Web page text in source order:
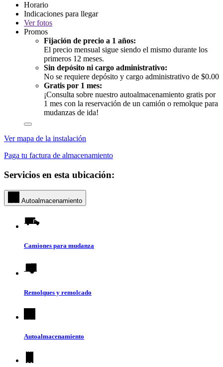
Horario
Indicaciones para llegar
Verfotos
Promos
Fijación de precio a 1 años:
El precio mensual sigue siendo el mismo durante los
primeros 12 meses.
Sin depósito ni cargo administrativo:
No se requiere depósito y cargo administrativo de $0.00
Gratis por 1 mes:
¡Consulta sobre nuestro autoalmacenamiento gratis por
1 mes con la reservación de un camión o remolque para
mudanzas de ida!
Ver mapa de la instalación
Paga tu factura de almacenamiento
Servicios en esta ubicación:
Autoalmacenamiento
Camiones para mudanza
Remolques y remolcado
Autoalmacenamiento